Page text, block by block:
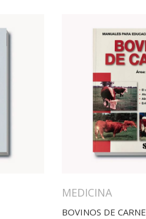
MEDICINA
BOVINOS DE CARNE